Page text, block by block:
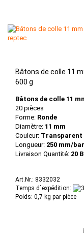
Bâtons de colle 11
600 g
Bâtons de colle 11
20 pièces
Forme: Ronde
Diamètre: 11 mm
Couleur: Transparent
Longueur: 250 mm/
Livraison Quantité: 20
Art.Nr.: 8332032
Temps d`expédition:
Poids: 0,7 kg par pièce